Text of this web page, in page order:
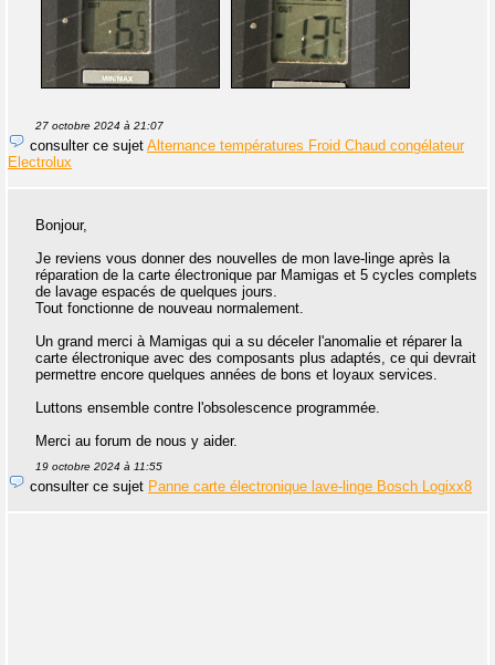
27 octobre 2024 à 21:07
consulter ce sujet Alternance températures Froid Chaud congélateur
Electrolux
Bonjour,
Je reviens vous donner des nouvelles de mon lave-linge après la
réparation de la carte électronique par Mamigas et 5 cycles complets
de lavage espacés de quelques jours.
Tout fonctionne de nouveau normalement.
Un grand merci à Mamigas qui a su déceler l'anomalie et réparer la
carte électronique avec des composants plus adaptés, ce qui devrait
permettre encore quelques années de bons et loyaux services.
Luttons ensemble contre l'obsolescence programmée.
Merci au forum de nous y aider.
19 octobre 2024 à 11:55
consulter ce sujet Panne carte électronique lave-linge Bosch Logixx8